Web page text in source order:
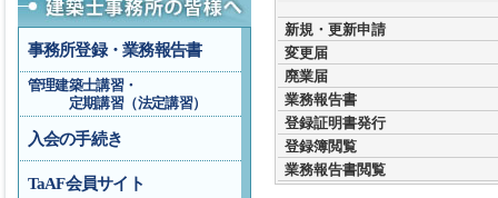
新規・更新申請
変更届
廃業届
業務報告書
登録証明書発行
登録簿閲覧
業務報告書閲覧
事務所登録・業務報告書
管理建築士講習・
定期講習（法定講習）
入会の手続き
TaAF会員サイト